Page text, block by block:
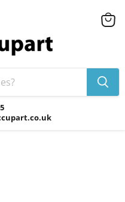
Voir